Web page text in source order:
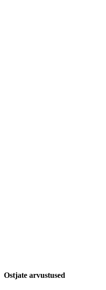
Ostjate arvustused